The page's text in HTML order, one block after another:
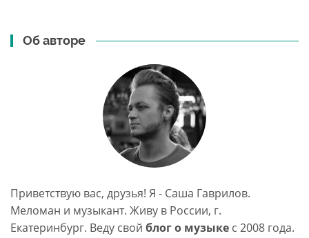
Об авторе
Приветствую вас, друзья! Я - Саша Гаврилов.
Меломан и музыкант. Живу в России, г.
Екатеринбург. Веду свой блог о музыке c 2008 года.